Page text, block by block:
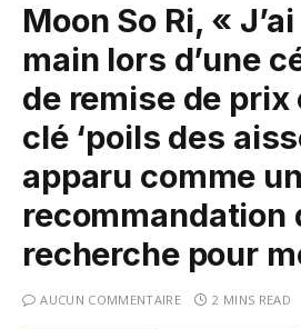
Moon So Ri, «
main lors d’une
de remise de prix
clé ‘poils des
apparu comme
recommandation
recherche pour
AUCUN COMMENTAIRE 2 MINS READ